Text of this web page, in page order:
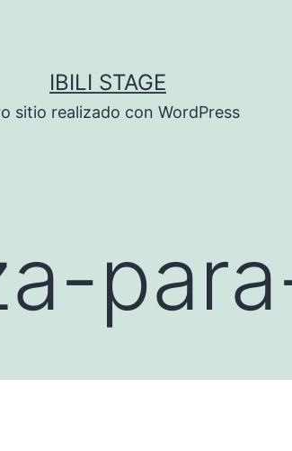
IBILI STAGE
sitio realizado con WordPress